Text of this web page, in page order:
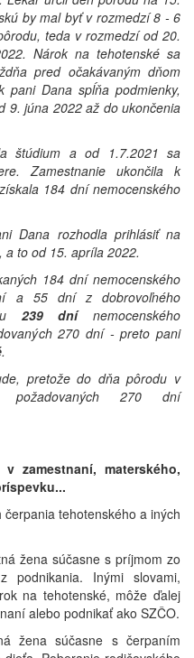
by mal byť v rozmedzí 8 - 6
teda v rozmedzí od 20.
Nárok na tehotenské sa
pred očakávaným dňom
pani Dana spĺňa podmienky,
9. júna 2022 až do ukončenia
štúdium a od 1.7.2021 sa
Zamestnanie ukončila k
184 dní nemocenského
Dana rozhodla prihlásiť na
a to od 15. apríla 2022.
184 dní nemocenského
a 55 dní z dobrovoľného
239 dnínemocenského
270 dní - preto pani
.
pretože do dňa pôrodu v
požadovaných 270 dní
zamestnaní, materského,
tehotenského a iných
žena súčasne s príjmom zo
podnikania. Inými slovami,
na tehotenské, môže ďalej
alebo podnikať ako SZČO.
žena súčasne s čerpaním